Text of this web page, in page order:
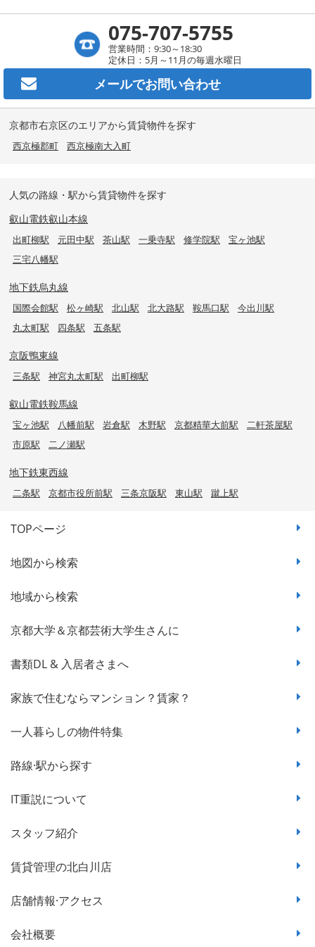
075-707-5755
営業時間：9:30～18:30
定休日：5月～11月の毎週水曜日
メールでお問い合わせ
京都市右京区のエリアから賃貸物件を探す
西京極郡町 西京極南大入町
人気の路線・駅から賃貸物件を探す
叡山電鉄叡山本線
出町柳駅 元田中駅 茶山駅 一乗寺駅 修学院駅
宝ヶ池駅
三宅八幡駅
地下鉄烏丸線
国際会館駅 松ヶ崎駅 北山駅 北大路駅 鞍馬口駅
今出川駅
丸太町駅
四条駅 五条駅
京阪鴨東線
三条駅 神宮丸太町駅 出町柳駅
叡山電鉄鞍馬線
宝ヶ池駅 八幡前駅 岩倉駅 木野駅 京都精華大前駅
二軒茶屋駅
市原駅
二ノ瀬駅
地下鉄東西線
二条駅 京都市役所前駅 三条京阪駅 東山駅 蹴上駅
TOPページ
地図から検索
地域から検索
京都大学＆京都芸術大学生さんに
書類DL & 入居者さまへ
家族で住むならマンション？賃家？
一人暮らしの物件特集
路線·駅から探す
IT重説について
スタッフ紹介
賃貸管理の北白川店
店舗情報·アクセス
会社概要